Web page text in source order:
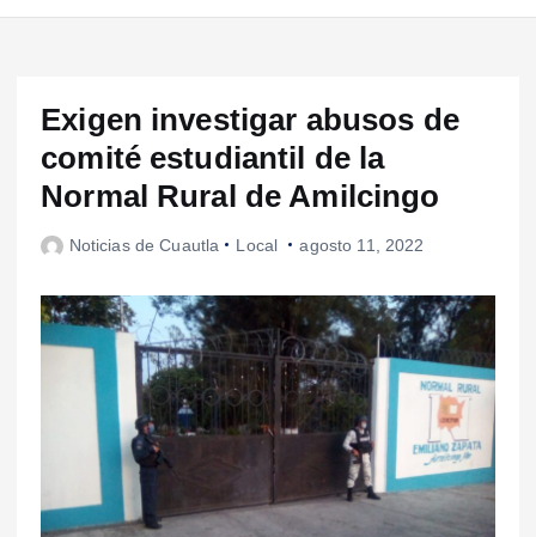
Exigen investigar abusos de
comité estudiantil de la
Normal Rural de Amilcingo
Noticias de Cuautla Local agosto 11, 2022